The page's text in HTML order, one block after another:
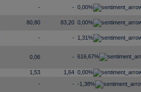
- - 0,00%
80,80 83,20 0,00%
- - 1,31%
0,06 - 616,67%
1,53 1,64 0,00%
- - -1,38%